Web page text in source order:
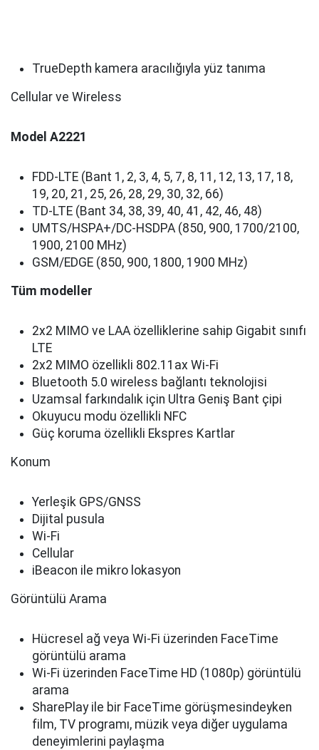
TrueDepth kamera aracılığıyla yüz tanıma
Cellular ve Wireless
Model A2221
FDD-LTE (Bant 1, 2, 3, 4, 5, 7, 8, 11, 12, 13, 17, 18,
19, 20, 21, 25, 26, 28, 29, 30, 32, 66)
TD-LTE (Bant 34, 38, 39, 40, 41, 42, 46, 48)
UMTS/HSPA+/DC-HSDPA (850, 900, 1700/2100,
1900, 2100 MHz)
GSM/EDGE (850, 900, 1800, 1900 MHz)
Tüm modeller
2x2 MIMO ve LAA özelliklerine sahip Gigabit sınıfı
LTE
2x2 MIMO özellikli 802.11ax Wi-Fi
Bluetooth 5.0 wireless bağlantı teknolojisi
Uzamsal farkındalık için Ultra Geniş Bant çipi
Okuyucu modu özellikli NFC
Güç koruma özellikli Ekspres Kartlar
Konum
Yerleşik GPS/GNSS
Dijital pusula
Wi-Fi
Cellular
iBeacon ile mikro lokasyon
Görüntülü Arama
Hücresel ağ veya Wi-Fi üzerinden FaceTime
görüntülü arama
Wi-Fi üzerinden FaceTime HD (1080p) görüntülü
arama
SharePlay ile bir FaceTime görüşmesindeyken
film, TV programı, müzik veya diğer uygulama
deneyimlerini paylaşma